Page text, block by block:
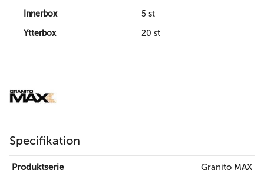
Innerbox 5 st
Ytterbox 20 st
Specifikation
Produktserie Granito MAX